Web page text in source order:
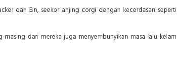
dan Ein, seekor anjing corgi dengan kecerdasan seperti
masing dari mereka juga menyembunyikan masa lalu kelam